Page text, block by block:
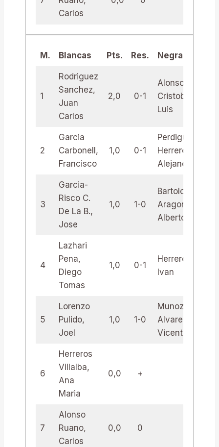
Carlos
M. Blancas Pts. Res. Negras
1
Rodriguez
Sanchez,
Juan
Carlos
2,0 0-1
Alonso
Cristobo,
Luis
2
Garcia
Carbonell,
Francisco
1,0 0-1
Perdiguero
Herreros,
Alejandro
3
Garcia-
Risco C.
De La B.,
Jose
1,0 1-0
Bartolome
Aragon,
Alberto
4
Lazhari
Pena,
Diego
Tomas
1,0 0-1
Herreros,
Ivan
5
Lorenzo
Pulido,
Joel
1,0 1-0
Munoz
Alvarez,
Vicente
6
Herreros
Villalba,
Ana
Maria
0,0 +
7
Alonso
Ruano,
Carlos
0,0 0